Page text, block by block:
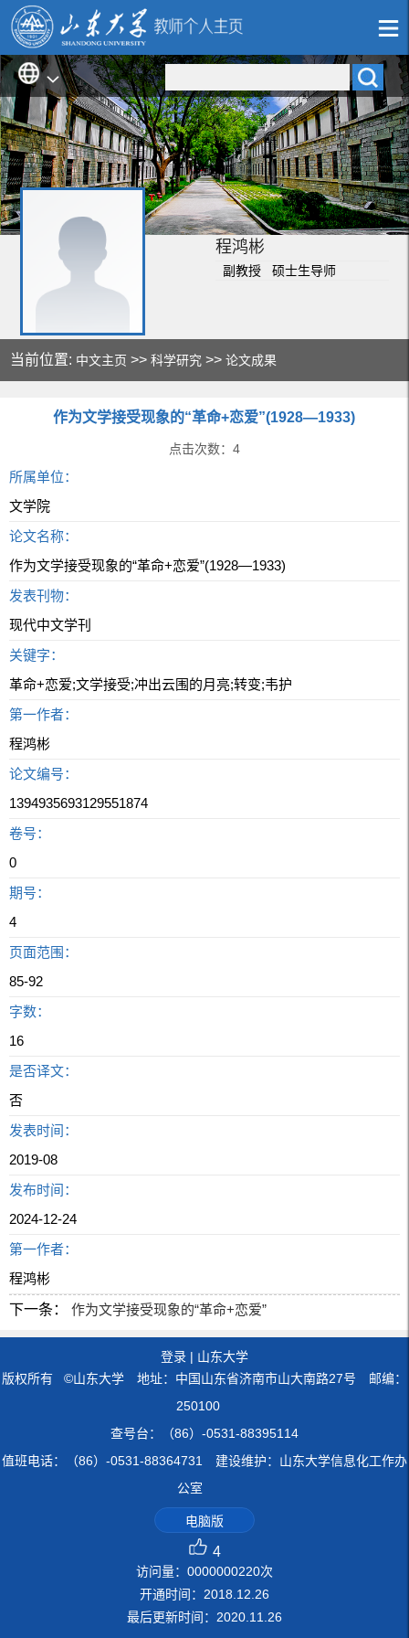
程鸿彬
副教授 硕士生导师
当前位置: 中文主页 >>科学研究 >>论文成果
作为文学接受现象的“革命+恋爱”(1928—1933)
点击次数： 4
所属单位：
文学院
论文名称：
作为文学接受现象的“革命+恋爱”(1928—1933)
发表刊物：
现代中文学刊
关键字：
革命+恋爱;文学接受;冲出云围的月亮;转变;韦护
第一作者：
程鸿彬
论文编号：
1394935693129551874
卷号：
0
期号：
4
页面范围：
85-92
字数：
16
是否译文：
否
发表时间：
2019-08
发布时间：
2024-12-24
第一作者：
程鸿彬
下一条：
作为文学接受现象的“革命+恋爱”
登录 | 山东大学
版权所有 ©山东大学 地址：中国山东省济南市山大南路27号 邮编：
250100
查号台：（86）-0531-88395114
值班电话：（86）-0531-88364731 建设维护：山东大学信息化工作办
公室
电脑版
4
访问量： 0000000220次
开通时间： 2018.12.26
最后更新时间： 2020.11.26